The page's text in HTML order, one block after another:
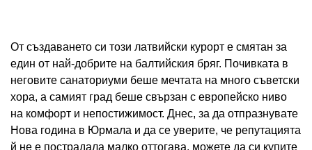
От създаването си този латвийски курорт е смятан за
един от най-добрите на балтийския бряг. Почивката в
неговите санаториуми беше мечтата на много съветски
хора, а самият град беше свързан с европейско ниво
на комфорт и непостижимост. Днес, за да отпразнувате
Нова година в Юрмала и да се уверите, че репутацията
й не е пострадала малко оттогава, можете да си купите